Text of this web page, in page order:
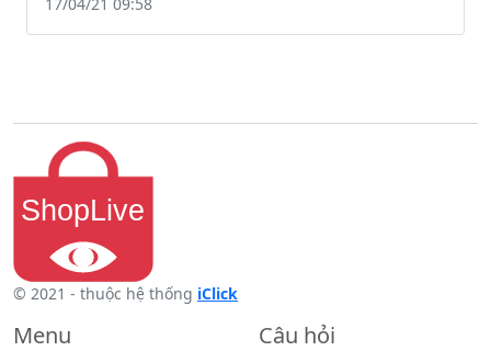
© 2021 - thuộc hệ thống iClick
Menu Câu hỏi